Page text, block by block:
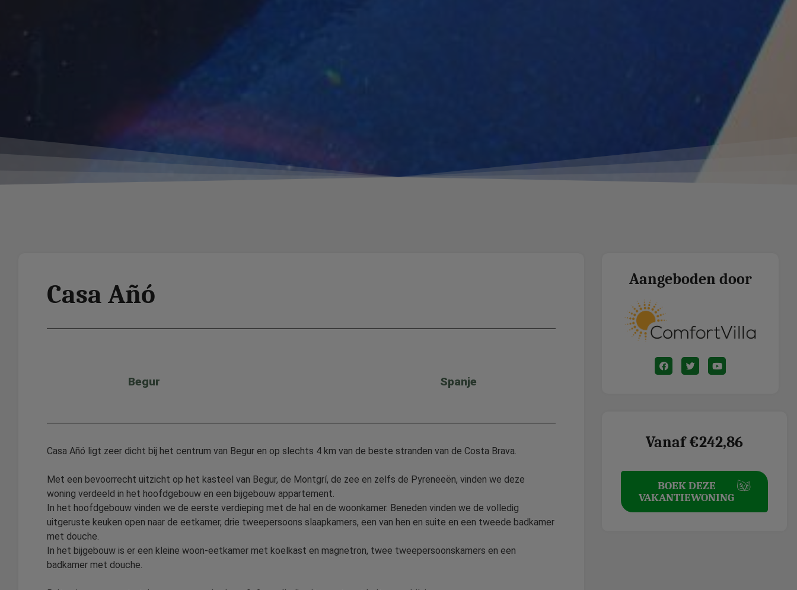
Casa Añó
Begur Spanje
Casa Añó ligt zeer dicht bij het centrum van Begur en op slechts 4 km van de beste stranden van de Costa Brava.
Met een bevoorrecht uitzicht op het kasteel van Begur, de Montgrí, de zee en zelfs de Pyreneeën, vinden we deze
woning verdeeld in het hoofdgebouw en een bijgebouw appartement.
In het hoofdgebouw vinden we de eerste verdieping met de hal en de woonkamer. Beneden vinden we de volledig
uitgeruste keuken open naar de eetkamer, drie tweepersoons slaapkamers, een van hen en suite en een tweede badkamer
met douche.
In het bijgebouw is er een kleine woon-eetkamer met koelkast en magnetron, twee tweepersoonskamers en een
badkamer met douche.
Aangeboden door
Vanaf €242,86
BOEK DEZE
VAKANTIEWONING